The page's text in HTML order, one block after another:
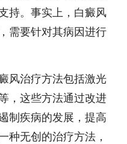
持。事实上，白癜风
需要针对其病因进行
风治疗方法包括激光
，这些方法通过改进
制疾病的发展，提高
种无创的治疗方法，